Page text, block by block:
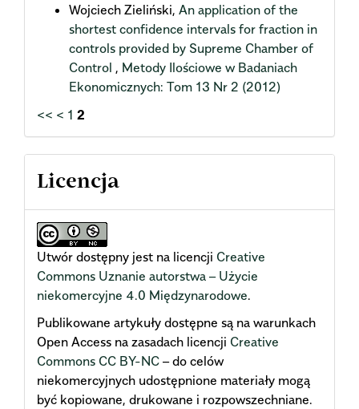
Wojciech Zieliński, An application of the
shortest confidence intervals for fraction in
controls provided by Supreme Chamber of
Control , Metody Ilościowe w Badaniach
Ekonomicznych: Tom 13 Nr 2 (2012)
<< < 1 2
Licencja
Utwór dostępny jest na licencji Creative
Commons Uznanie autorstwa – Użycie
niekomercyjne 4.0 Międzynarodowe.
Publikowane artykuły dostępne są na warunkach
Open Access na zasadach licencji Creative
Commons CC BY-NC – do celów
niekomercyjnych udostępnione materiały mogą
być kopiowane, drukowane i rozpowszechniane.